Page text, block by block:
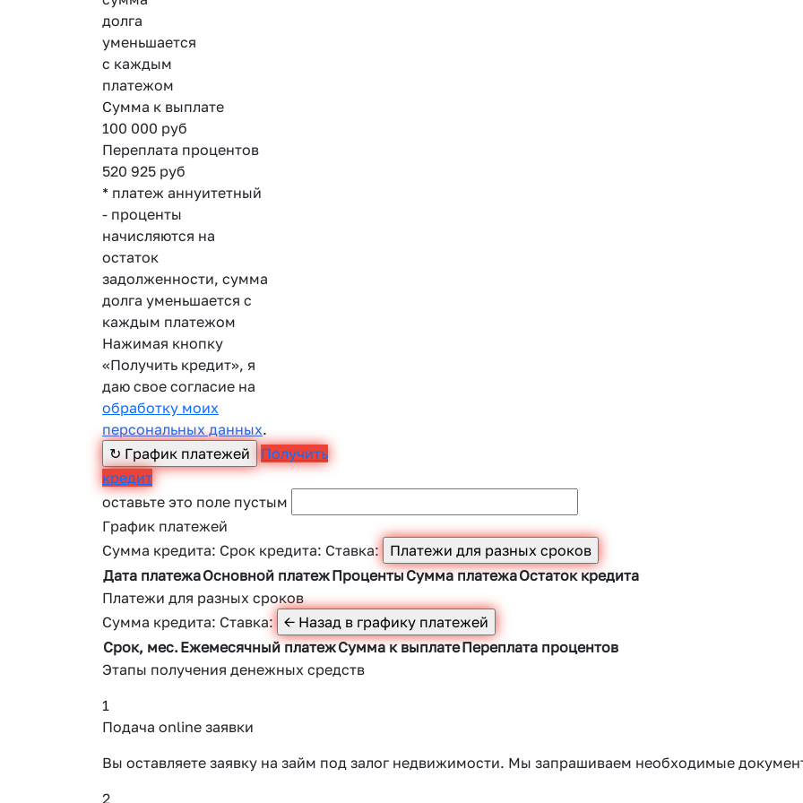
долга
уменьшается
с каждым
платежом
Сумма к выплате
100 000 руб
Переплата процентов
520 925 руб
* платеж аннуитетный
- проценты
начисляются на
остаток
задолженности, сумма
долга уменьшается с
каждым платежом
Нажимая кнопку
«Получить кредит», я
даю свое согласие на
обработку моих
персональных данных.
Получить
кредит
оставьте это поле пустым
График платежей
Сумма кредита: Срок кредита: Ставка:
Дата платежаОсновной платежПроцентыСумма платежаОстаток кредита
Платежи для разных сроков
Сумма кредита: Ставка:
Срок, мес.Ежемесячный платежСумма к выплатеПереплата процентов
Этапы получения денежных средств
1
Подача online заявки
Вы оставляете заявку на займ под залог недвижимости. Мы запрашиваем необходимые
2